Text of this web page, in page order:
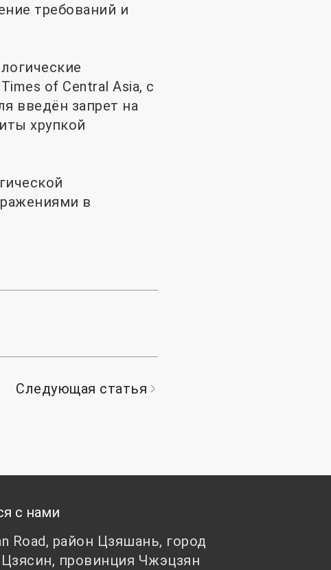
требований и
of Central Asia, с
введён запрет на
хрупкой
в
Следующая статья
с нами
Road, район Цзяшань, город
провинция Чжэцзян